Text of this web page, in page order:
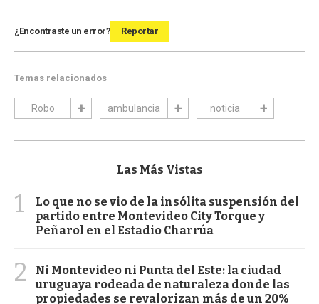
¿Encontraste un error? Reportar
Temas relacionados
Robo ambulancia noticia
Las Más Vistas
1
Lo que no se vio de la insólita suspensión del
partido entre Montevideo City Torque y
Peñarol en el Estadio Charrúa
2
Ni Montevideo ni Punta del Este: la ciudad
uruguaya rodeada de naturaleza donde las
propiedades se revalorizan más de un 20%